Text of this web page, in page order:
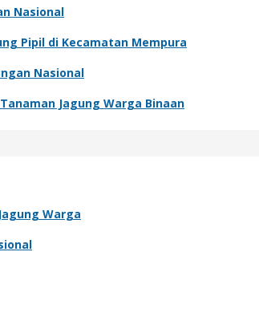
Nasional
Pipil di Kecamatan Mempura
Nasional
Jagung Warga Binaan
Warga